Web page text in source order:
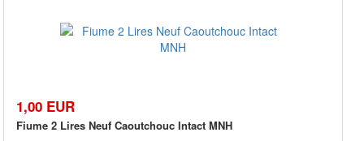
1,00 EUR
Fiume 2 Lires Neuf Caoutchouc Intact MNH